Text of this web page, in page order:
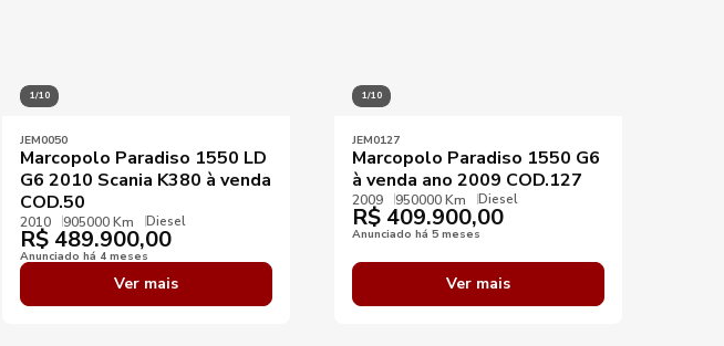
1/10
JEM0050
Marcopolo Paradiso 1550 LD
G6 2010 Scania K380 à venda
COD.50
2010 905000 Km Diesel
R$ 489.900,00
Anunciado há 4 meses
Ver mais
1/10
JEM0127
Marcopolo Paradiso 1550 G6
à venda ano 2009 COD.127
2009 950000 Km Diesel
R$ 409.900,00
Anunciado há 5 meses
Ver mais